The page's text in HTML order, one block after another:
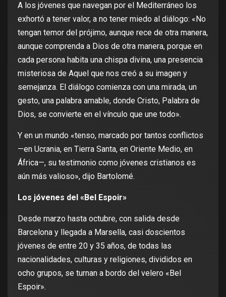
A los jóvenes que navegan por el Mediterráneo los
exhortó a tener valor, a no tener miedo al diálogo: «No
tengan temor del prójimo, aunque rece de otra manera,
aunque comprenda a Dios de otra manera, porque en
cada persona habita una chispa divina, una presencia
misteriosa de Aquel que nos creó a su imagen y
semejanza. El diálogo comienza con una mirada, un
gesto, una palabra amable, donde Cristo, Palabra de
Dios, se convierte en el vínculo que une todo».
Y en un mundo «tenso, marcado por tantos conflictos
—en Ucrania, en Tierra Santa, en Oriente Medio, en
África—, su testimonio como jóvenes cristianos es
aún más valioso», dijo Bartolomé.
Los jóvenes del «Bel Espoir»
Desde marzo hasta octubre, con salida desde
Barcelona y llegada a Marsella, casi doscientos
jóvenes de entre 20 y 35 años, de todas las
nacionalidades, culturas y religiones, divididos en
ocho grupos, se turnan a bordo del velero «Bel
Espoir».